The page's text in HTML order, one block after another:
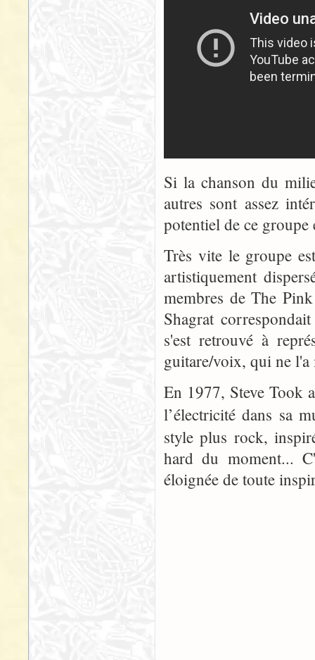
Si la chanson du
autres sont assez
potentiel de ce groupe
Très vite le groupe
artistiquement
membres de The
Shagrat
s'est retrouvé à
guitare/voix, qui ne
En 1977, Steve Took
l’électricité dans sa
style plus rock,
hard du moment...
éloignée de toute